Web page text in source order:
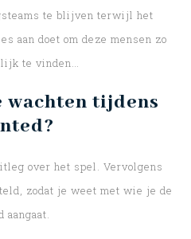
te blijven terwijl het
aan doet om deze mensen zo
te vinden…
wachten tijdens
over het spel. Vervolgens
zodat je weet met wie je de
aangaat.